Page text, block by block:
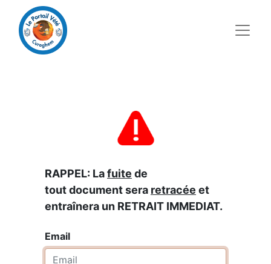
RAPPEL: Lafuite de
tout document sera retracée et
entraînera un RETRAIT IMMEDIAT.
Email